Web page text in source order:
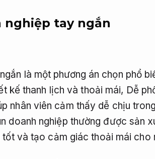
nghiệp tay ngắn
là một phương án chọn phổ
kế thanh lịch và thoải mái, Dễ
nhân viên cảm thấy dễ chịu
doanh nghiệp thường được sản
tốt và tạo cảm giác thoải mái cho